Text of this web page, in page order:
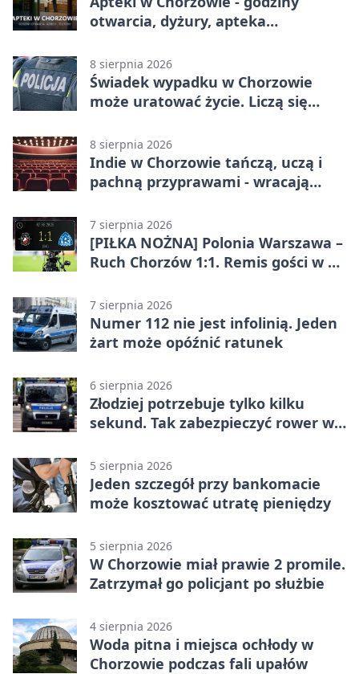
otwarcia, dyżury, apteka
8 sierpnia 2026
Świadek wypadku w Chorzowie
może uratować życie. Liczą się
8 sierpnia 2026
Indie w Chorzowie tańczą, uczą i
pachną przyprawami - wracają
7 sierpnia 2026
[PIŁKA NOŻNA] Polonia Warszawa –
Ruch Chorzów 1:1. Remis gości w 3.
7 sierpnia 2026
Numer 112 nie jest infolinią. Jeden
żart może opóźnić ratunek
6 sierpnia 2026
Złodziej potrzebuje tylko kilku
sekund. Tak zabezpieczyć rower w
5 sierpnia 2026
Jeden szczegół przy bankomacie
może kosztować utratę pieniędzy
5 sierpnia 2026
W Chorzowie miał prawie 2 promile.
Zatrzymał go policjant po służbie
4 sierpnia 2026
Woda pitna i miejsca ochłody w
Chorzowie podczas fali upałów